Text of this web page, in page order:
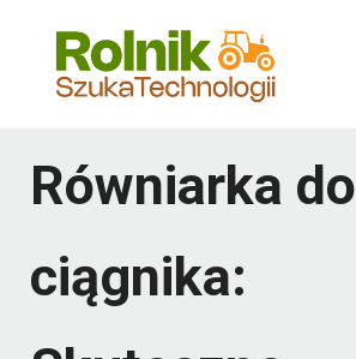
Równiarka do
ciągnika: